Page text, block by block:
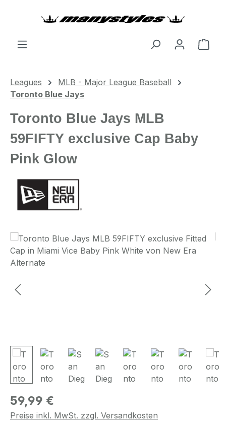
Leagues
MLB - Major League Baseball
Toronto Blue Jays
Toronto Blue Jays MLB
59FIFTY exclusive Cap Baby
Pink Glow
Bildergalerie überspringen
Regulärer Preis:
59,99 €
Preise inkl. MwSt. zzgl. Versandkosten